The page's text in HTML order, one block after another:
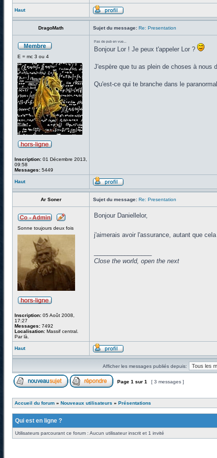
Haut
DragoMath Sujet du message: Re: Presentation
E = mc 3 ou 4
Inscription: 01 Décembre 2013,
09:58
Messages: 5449
Pas de pub en vue...
Bonjour Lor ! Je peux t'appeler Lor ?
J'espère que tu as plein de choses à nous
Qu'est-ce qui te branche dans le
Haut
Ar Soner Sujet du message: Re: Presentation
Sonne toujours deux fois
Inscription: 05 Août 2008,
17:27
Messages: 7492
Localisation: Massif central.
Par là.
Bonjour Daniellelor,
j'aimerais avoir l'assurance, autant que
Close the world, open the next
Haut
Afficher les messages publiés depuis:
Page 1 sur 1 [ 3 messages ]
Accueil du forum » Nouveaux utilisateurs » Présentations
Qui est en ligne ?
Utilisateurs parcourant ce forum : Aucun utilisateur inscrit et 1 invité